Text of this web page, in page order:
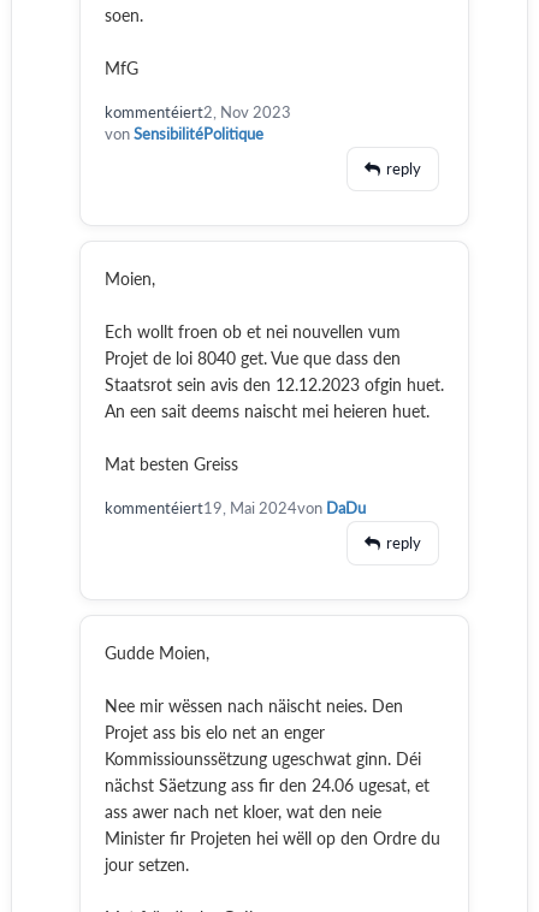
soen.
MfG
kommentéiert2, Nov 2023
vonSensibilitéPolitique
reply
Moien,
Ech wollt froen ob et nei nouvellen vum
Projet de loi 8040 get. Vue que dass den
Staatsrot sein avis den 12.12.2023 ofgin huet.
An een sait deems naischt mei heieren huet.
Mat besten Greiss
kommentéiert19, Mai 2024von DaDu
reply
Gudde Moien,
Nee mir wëssen nach näischt neies. Den
Projet ass bis elo net an enger
Kommissiounssëtzung ugeschwat ginn. Déi
nächst Säetzung ass fir den 24.06 ugesat, et
ass awer nach net kloer, wat den neie
Minister fir Projeten hei wëll op den Ordre du
jour setzen.